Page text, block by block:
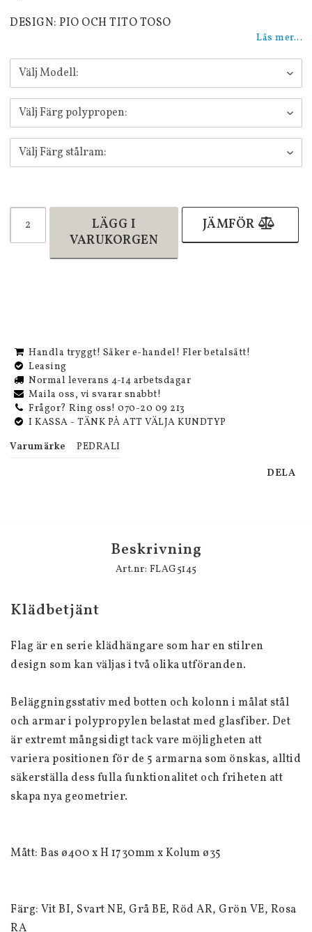
Lägg till i favoritlistan
DESIGN: PIO OCH TITO TOSO
Läs mer...
LÄGG I
VARUKORGEN
JÄMFÖR
Handla tryggt! Säker e-handel! Fler betalsätt!
Leasing
Normal leverans 4-14 arbetsdagar
Maila oss, vi svarar snabbt!
Frågor? Ring oss! 070-20 09 213
I KASSA - TÄNK PÅ ATT VÄLJA KUNDTYP
Varumärke
PEDRALI
DELA
Beskrivning
Art.nr: FLAG5145
Klädbetjänt
Flag är en serie klädhängare som har en stilren
design som kan väljas i två olika utföranden.
Beläggningsstativ med botten och kolonn i målat stål
och armar i polypropylen belastat med glasfiber. Det
är extremt mångsidigt tack vare möjligheten att
variera positionen för de 5 armarna som önskas, alltid
säkerställa dess fulla funktionalitet och friheten att
skapa nya geometrier.
Mått: Bas ø400 x H 1730mm x Kolum ø35
Färg: Vit BI, Svart NE, Grå BE, Röd AR, Grön VE, Rosa
RA